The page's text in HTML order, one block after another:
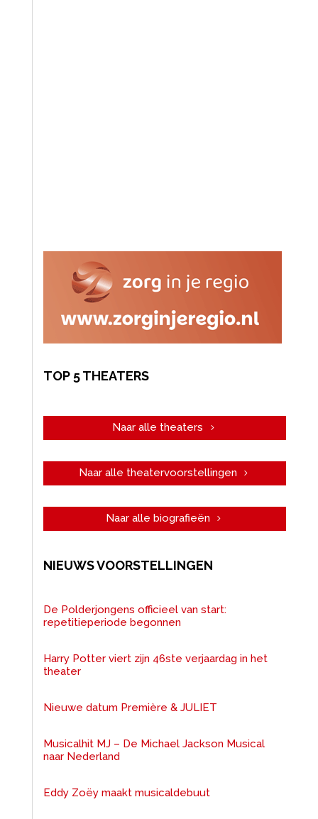
TOP 5 THEATERS
Naar alle theaters
Naar alle theatervoorstellingen
Naar alle biografieën
NIEUWS VOORSTELLINGEN
De Polderjongens officieel van start:
repetitieperiode begonnen
Harry Potter viert zijn 46ste verjaardag in het
theater
Nieuwe datum Première & JULIET
Musicalhit MJ – De Michael Jackson Musical
naar Nederland
Eddy Zoëy maakt musicaldebuut